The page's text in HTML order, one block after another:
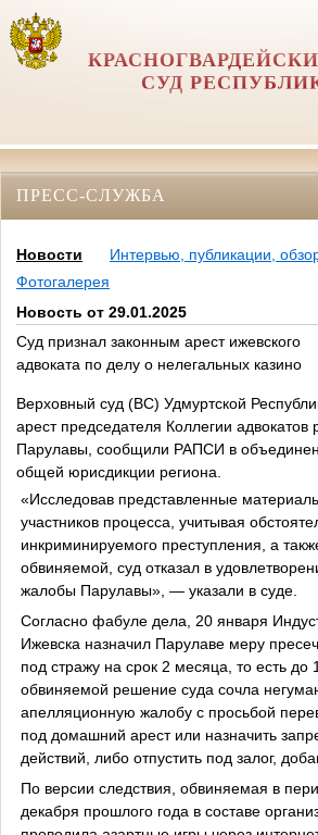
СУД
ПРЕСС-СЛУЖБА
Новости
Интервью, публикации,
Фотогалерея
Новость от 29.01.2025
Суд признал законным арест ижевского
адвоката по делу о нелегальных казино
Верховный суд (ВС) Удмуртской
арест председателя Коллегии
Парулавы, сообщили РАПСИ в
общей юрисдикции региона.
«Исследовав представленные
участников процесса, учитывая
инкриминируемого преступления, а
обвиняемой, суд отказал в
жалобы Парулавы», — указали в суде.
Согласно фабуле дела, 20 января
Ижевска назначил Парулаве меру
под стражу на срок 2 месяца, то есть
обвиняемой решение суда сочла
апелляционную жалобу с просьбой
под домашний арест или назначить
действий, либо отпустить под залог,
По версии следствия, обвиняемая в
декабря прошлого года в составе